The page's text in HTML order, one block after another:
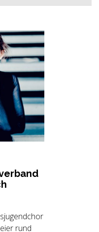
rund